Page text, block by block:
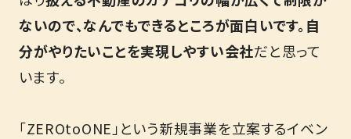
ないので、なんでもできるところが面白いです。自
分がやりたいことを実現しやすい会社だと思って
います。
「ZEROtoONE」という新規事業を立案するイベン